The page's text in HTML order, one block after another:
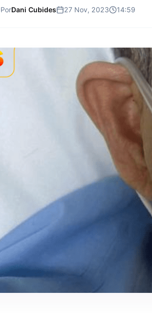
PorDani Cubides 27 Nov, 2023 14:59